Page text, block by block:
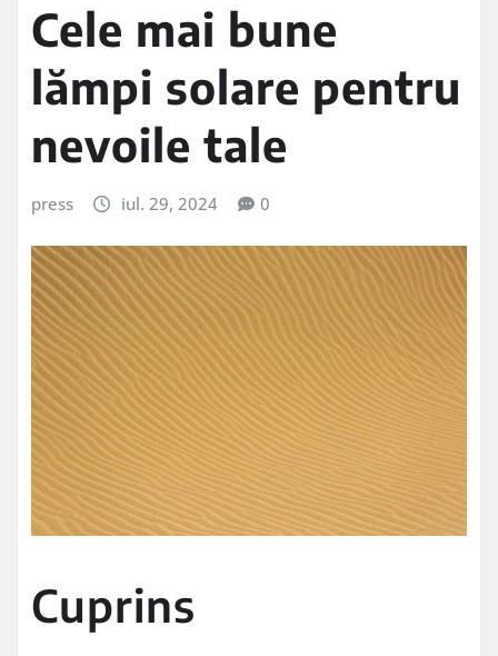
Cele mai bune
lămpi solare pentru
nevoile tale
press iul. 29, 2024 0
Cuprins